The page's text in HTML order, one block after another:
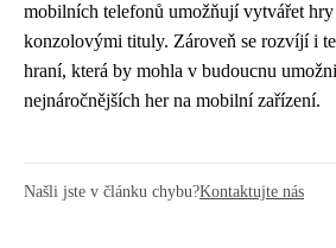
mobilních telefonů umožňují vytvářet hry
konzolovými tituly. Zároveň se rozvíjí i
hraní, která by mohla v budoucnu
nejnáročnějších her na mobilní zařízení.
Našli jste v článku chybu?Kontaktujte nás